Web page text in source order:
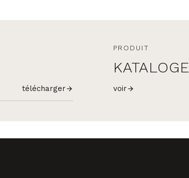
télécharger
PRODUIT
KATALOGE
voir